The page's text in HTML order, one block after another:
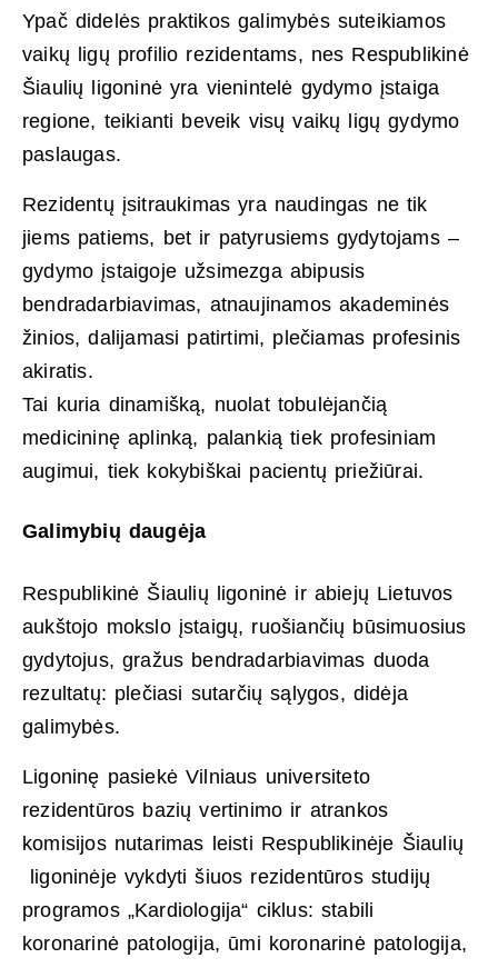
Ypač didelės praktikos galimybės suteikiamos
vaikų ligų profilio rezidentams, nes Respublikinė
Šiaulių ligoninė yra vienintelė gydymo įstaiga
regione, teikianti beveik visų vaikų ligų gydymo
paslaugas.
Rezidentų įsitraukimas yra naudingas ne tik
jiems patiems, bet ir patyrusiems gydytojams –
gydymo įstaigoje užsimezga abipusis
bendradarbiavimas, atnaujinamos akademinės
žinios, dalijamasi patirtimi, plečiamas profesinis
akiratis.
Tai kuria dinamišką, nuolat tobulėjančią
medicininę aplinką, palankią tiek profesiniam
augimui, tiek kokybiškai pacientų priežiūrai.
Galimybių daugėja
Respublikinė Šiaulių ligoninė ir abiejų Lietuvos
aukštojo mokslo įstaigų, ruošiančių būsimuosius
gydytojus, gražus bendradarbiavimas duoda
rezultatų: plečiasi sutarčių sąlygos, didėja
galimybės.
Ligoninę pasiekė Vilniaus universiteto
rezidentūros bazių vertinimo ir atrankos
komisijos nutarimas leisti Respublikinėje Šiaulių
ligoninėje vykdyti šiuos rezidentūros studijų
programos „Kardiologija“ ciklus: stabili
koronarinė patologija, ūmi koronarinė patologija,